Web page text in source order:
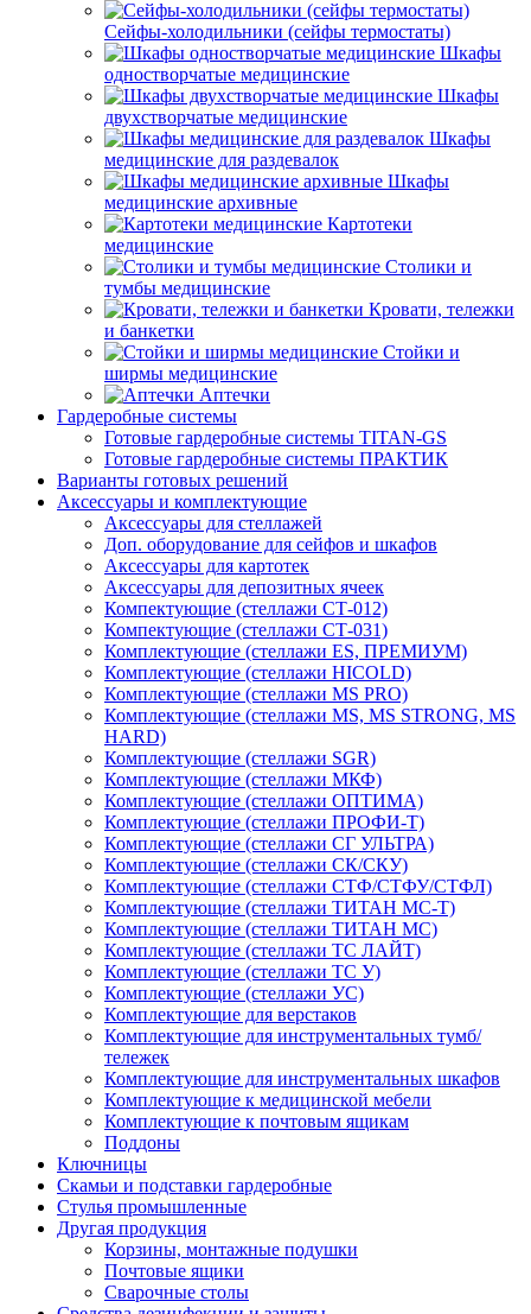
Сейфы-холодильники (сейфы термостаты)
Шкафы
одностворчатые медицинские
Шкафы
двухстворчатые медицинские
Шкафы
медицинские для раздевалок
Шкафы
медицинские архивные
Картотеки
медицинские
Столики и
тумбы медицинские
Кровати, тележки
и банкетки
Стойки и
ширмы медицинские
Аптечки
Гардеробные системы
Готовые гардеробные системы TITAN-GS
Готовые гардеробные системы ПРАКТИК
Варианты готовых решений
Аксессуары и комплектующие
Аксессуары для стеллажей
Доп. оборудование для сейфов и шкафов
Аксессуары для картотек
Аксессуары для депозитных ячеек
Компектующие (стеллажи СТ-012)
Компектующие (стеллажи СТ-031)
Комплектующие (стеллажи ES, ПРЕМИУМ)
Комплектующие (стеллажи HICOLD)
Комплектующие (стеллажи MS PRO)
Комплектующие (стеллажи MS, MS STRONG, MS
HARD)
Комплектующие (стеллажи SGR)
Комплектующие (стеллажи МКФ)
Комплектующие (стеллажи ОПТИМА)
Комплектующие (стеллажи ПРОФИ-Т)
Комплектующие (стеллажи СГ УЛЬТРА)
Комплектующие (стеллажи СК/СКУ)
Комплектующие (стеллажи СТФ/СТФУ/СТФЛ)
Комплектующие (стеллажи ТИТАН МС-Т)
Комплектующие (стеллажи ТИТАН МС)
Комплектующие (стеллажи ТС ЛАЙТ)
Комплектующие (стеллажи ТС У)
Комплектующие (стеллажи УС)
Комплектующие для верстаков
Комплектующие для инструментальных тумб/
тележек
Комплектующие для инструментальных шкафов
Комплектующие к медицинской мебели
Комплектующие к почтовым ящикам
Поддоны
Ключницы
Скамьи и подставки гардеробные
Стулья промышленные
Другая продукция
Корзины, монтажные подушки
Почтовые ящики
Сварочные столы